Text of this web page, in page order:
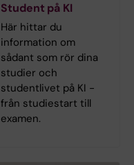
Student på KI
Här hittar du
information om
sådant som rör dina
studier och
studentlivet på KI -
från studiestart till
examen.